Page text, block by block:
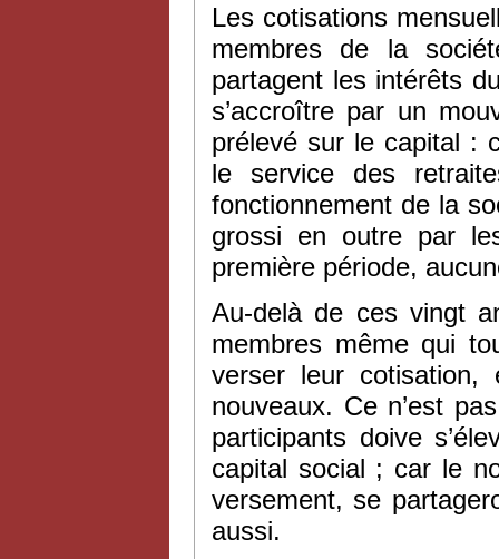
Les cotisations
membres de la
partagent les intérêts
s’accroître par un
prélevé sur le capital :
le service des
fonctionnement de la
grossi en outre par
première période,
Au-delà de ces vingt
membres même qui
verser leur
nouveaux. Ce n’est
participants doive
capital social ; car le
versement, se
aussi.